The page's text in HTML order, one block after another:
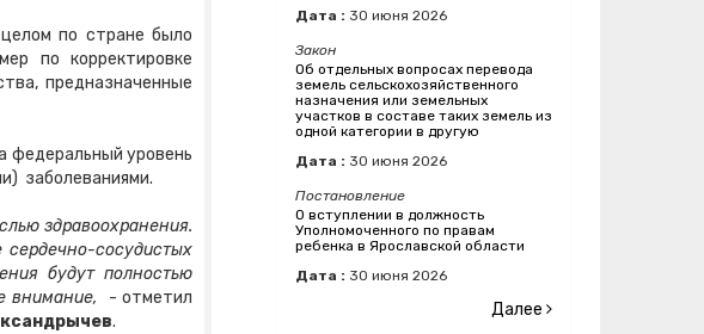
по стране было
по корректировке
предназначенные
федеральный уровень
заболеваниями.
здравоохранения.
сосудистых
будут полностью
внимание,
- отметил
.
Дата : 30 июня 2026
Закон
Об отдельных вопросах перевода
земель сельскохозяйственного
назначения или земельных
участков в составе таких земель из
одной категории в другую
Дата : 30 июня 2026
Постановление
О вступлении в должность
Уполномоченного по правам
ребенка в Ярославской области
Дата : 30 июня 2026
Далее